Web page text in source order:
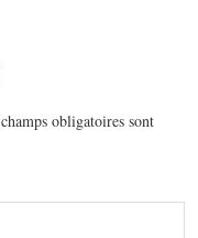
obligatoires sont